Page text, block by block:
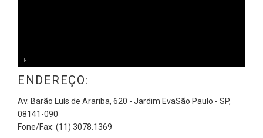
ENDEREÇO:
Av. Barão Luís de Arariba, 620 - Jardim EvaSão Paulo - SP,
08141-090
Fone/Fax: (11) 3078.1369